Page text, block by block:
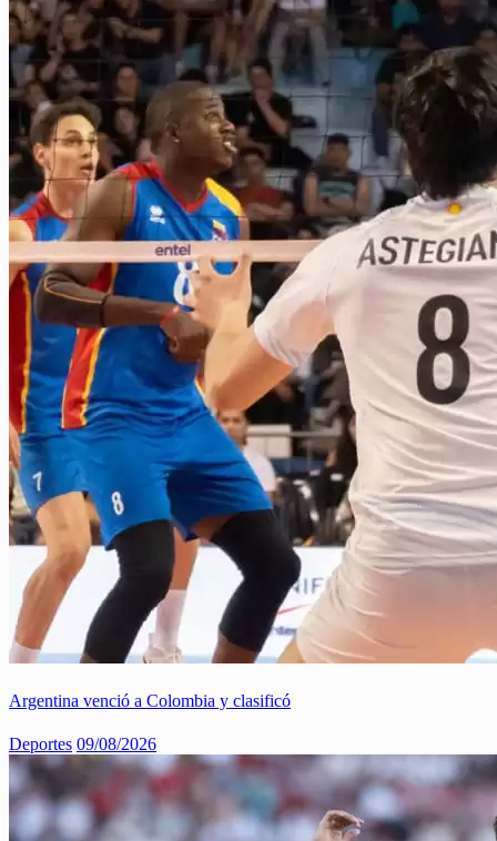
Argentina venció a Colombia y clasificó
Deportes 09/08/2026